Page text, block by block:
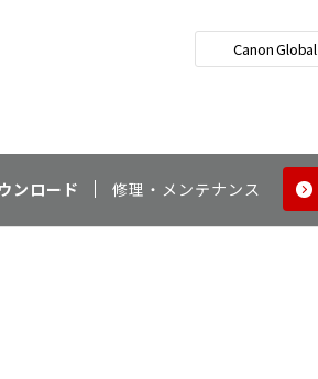
Canon Global
ンロード 修理・メンテナンス